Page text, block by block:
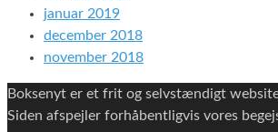
januar 2019
december 2018
november 2018
Boksenyt er et frit og selvstændigt
Siden afspejler forhåbentligvis vores